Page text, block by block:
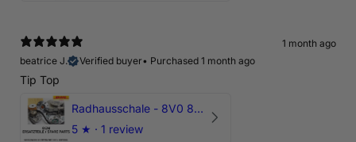
1 month ago
beatrice J.
Verified buyer• Purchased 1 month ago
Tip Top
Radhausschale - 8V0 821 191 C - Original Ersatzteil für Audi RS3 Sportback
5 ★ · 1 review